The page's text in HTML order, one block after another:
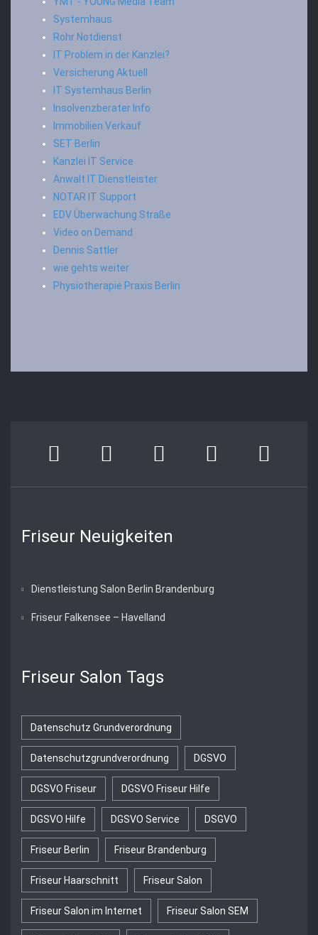
Systemhaus
Rohr Notdienst
IT Problem in der Kanzlei?
Versicherung Aktuell
IT Systemhaus Berlin
Insolvenzberater Info
Immobilien Verkauf
SET Berlin
Kanzlei IT Service
Anwalt IT Dienstleister
NOTAR IT Support
EDV Überwachung Straße
Video on Demand
Dennis Sattler
wie gehts weiter
Physiotherapie Praxis Berlin
Friseur Neuigkeiten
Dienstleistung Salon Berlin Brandenburg
Friseur Falkensee – Havelland
Friseur Salon Tags
Datenschutz Grundverordnung
Datenschutzgrundverordnung DGSVO
DGSVO Friseur DGSVO Friseur Hilfe
DGSVO Hilfe DGSVO Service DSGVO
Friseur Berlin Friseur Brandenburg
Friseur Haarschnitt Friseur Salon
Friseur Salon im Internet Friseur Salon SEM